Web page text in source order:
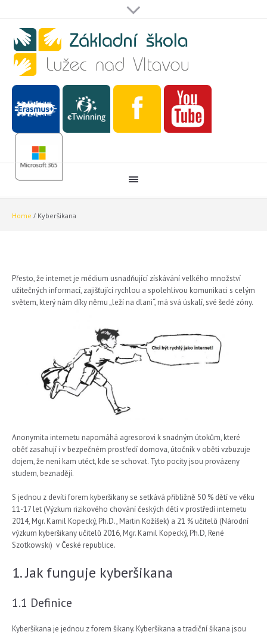
Home / Kyberšikana
Přesto, že internet je médium usnadňující získávání velkého množství
užitečných informací, zajišťující rychlou a spolehlivou komunikaci s celým
světem, který nám díky němu „leží na dlani“, má svá úskalí, své šedé zóny.
Anonymita internetu napomáhá agresorovi k snadným útokům, které
oběť zasahují i v bezpečném prostředí domova, útočník v oběti vzbuzuje
dojem, že není kam utéct, kde se schovat. Tyto pocity jsou provázeny
studem, beznadějí.
S jednou z devíti forem kyberšikany se setkává přibližně 50 % dětí ve věku
11-17 let (Výzkum rizikového chování českých dětí v prostředí internetu
2014, Mgr. Kamil Kopecký, Ph.D., Martin Kožíšek) a 21 % učitelů (Národní
výzkum kyberšikany učitelů 2016, Mgr. Kamil Kopecký, Ph.D, René
Szotkowski) v České republice.
1. Jak funguje kyberšikana
1.1 Definice
Kyberšikana je jednou z forem šikany. Kyberšikana a tradiční šikana jsou